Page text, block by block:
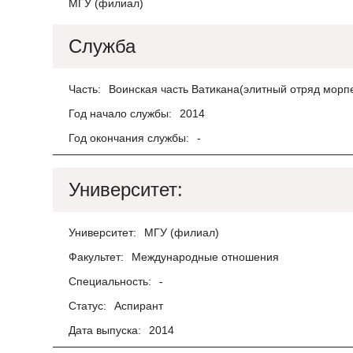
МГУ (филиал)
Служба
Часть:
Воинская часть Ватикана(элитный отряд
Год начало службы:
2014
Год окончания службы:
-
Университет:
Университет:
МГУ (филиал)
Факультет:
Международные отношения
Специальность:
-
Статус:
Аспирант
Дата выпуска:
2014